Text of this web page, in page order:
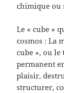
chimique ou
Le « cube »
cosmos : La
cube », ou
permanent
plaisir,
structurer,